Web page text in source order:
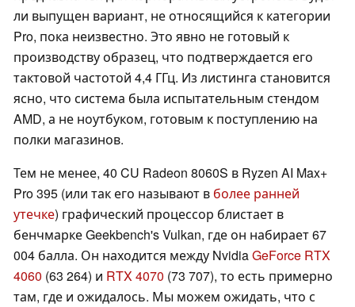
ли выпущен вариант, не относящийся к категории
Pro, пока неизвестно. Это явно не готовый к
производству образец, что подтверждается его
тактовой частотой 4,4 ГГц. Из листинга становится
ясно, что система была испытательным стендом
AMD, а не ноутбуком, готовым к поступлению на
полки магазинов.
Тем не менее, 40 CU Radeon 8060S в Ryzen AI Max+
Pro 395 (или так его называют в более ранней
утечке) графический процессор блистает в
бенчмарке Geekbench's Vulkan, где он набирает 67
004 балла. Он находится между NvidiaGeForce RTX
4060 (63 264) и RTX 4070 (73 707), то есть примерно
там, где и ожидалось. Мы можем ожидать, что с